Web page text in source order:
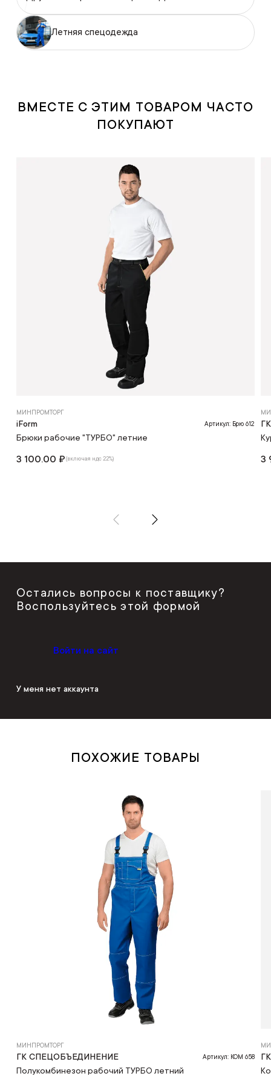
Летняя спецодежда
ВМЕСТЕ С ЭТИМ ТОВАРОМ ЧАСТО
ПОКУПАЮТ
МИНПРОМТОРГ
iForm Артикул: Брю 612
Брюки рабочие "ТУРБО" летние
3 100.00 ₽(включая ндс 22%) 3
Остались вопросы к поставщику?
Воспользуйтесь этой формой
Войти на сайт
У меня нет аккаунта
ПОХОЖИЕ ТОВАРЫ
МИНПРОМТОРГ
ГК СПЕЦОБЪЕДИНЕНИЕ Артикул: КОМ 658
Полукомбинезон рабочий ТУРБО летний